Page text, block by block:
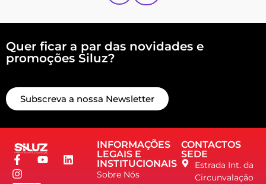
Quer ficar a par das novidades e
promoções Siluz?
Subscreva a nossa Newsletter
INFORMAÇÕES
LEGAIS E
INSTITUCIONAIS
Sobre Nós
CONTACTOS
SEDE
Estrada Int. da
Circunvalação